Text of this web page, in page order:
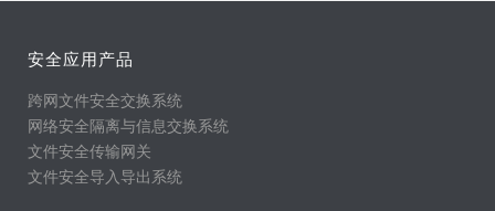
安全应用产品
跨网文件安全交换系统
网络安全隔离与信息交换系统
文件安全传输网关
文件安全导入导出系统